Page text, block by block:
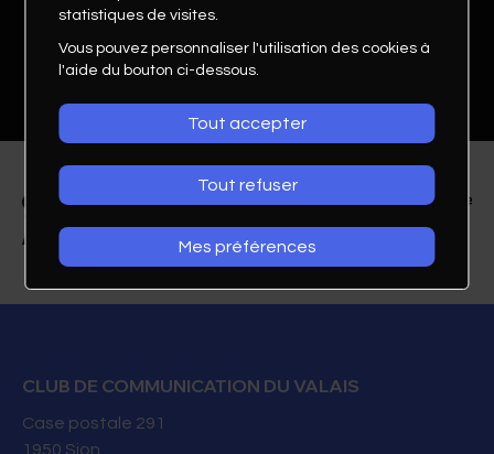
Felicia Ranzoni
Axius SA
CLUB DE COMMUNICATION DU VALAIS
Case postale 291
1950 Sion
statistiques de visites.
Vous pouvez personnaliser l'utilisation des cookies à
l'aide du bouton ci-dessous.
Tout accepter
Tout refuser
Mes préférences